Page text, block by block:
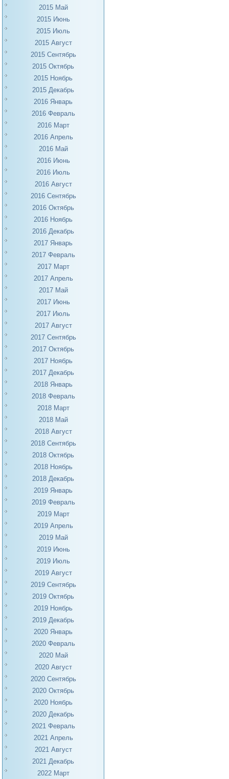
2015 Май
2015 Июнь
2015 Июль
2015 Август
2015 Сентябрь
2015 Октябрь
2015 Ноябрь
2015 Декабрь
2016 Январь
2016 Февраль
2016 Март
2016 Апрель
2016 Май
2016 Июнь
2016 Июль
2016 Август
2016 Сентябрь
2016 Октябрь
2016 Ноябрь
2016 Декабрь
2017 Январь
2017 Февраль
2017 Март
2017 Апрель
2017 Май
2017 Июнь
2017 Июль
2017 Август
2017 Сентябрь
2017 Октябрь
2017 Ноябрь
2017 Декабрь
2018 Январь
2018 Февраль
2018 Март
2018 Май
2018 Август
2018 Сентябрь
2018 Октябрь
2018 Ноябрь
2018 Декабрь
2019 Январь
2019 Февраль
2019 Март
2019 Апрель
2019 Май
2019 Июнь
2019 Июль
2019 Август
2019 Сентябрь
2019 Октябрь
2019 Ноябрь
2019 Декабрь
2020 Январь
2020 Февраль
2020 Май
2020 Август
2020 Сентябрь
2020 Октябрь
2020 Ноябрь
2020 Декабрь
2021 Февраль
2021 Апрель
2021 Август
2021 Декабрь
2022 Март